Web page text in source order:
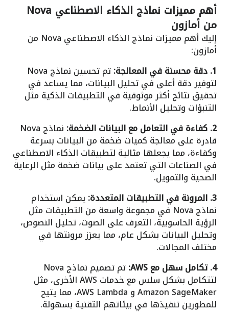
أهم مميزات نماذج الذكاء الاصطناعي Nova
من أمازون
إليك أهم مميزات نماذج الذكاء الاصطناعي Nova من
أمازون:
1. دقة محسنة في المعالجة:
تم تحسين نماذج Nova
لتوفير دقة أعلى في تحليل البيانات، مما يساعد في
تحقيق نتائج أكثر موثوقية في التطبيقات الذكية مثل
التنبؤات وتحليل الأنماط.
2. كفاءة في التعامل مع البيانات الضخمة:
نماذج Nova
قادرة على معالجة كميات ضخمة من البيانات بسرعة
وكفاءة، مما يجعلها مثالية لتطبيقات الذكاء الاصطناعي
في الصناعات التي تعتمد على بيانات ضخمة مثل الرعاية
الصحية والتمويل.
3. المرونة في التطبيقات المتعددة:
يمكن استخدام
نماذج Nova في مجموعة واسعة من التطبيقات مثل
الرؤية الحاسوبية، التعرف على الصوت، تحليل النصوص،
وتحليل البيانات بشكل عام، مما يعزز مرونتها في
مختلف المجالات.
4. تكامل سهل مع AWS:
تم تصميم نماذج Nova
لتتكامل بشكل سلس مع خدمات AWS الأخرى، مثل
Amazon SageMaker و AWS Lambda، مما يتيح
للمطورين تنفيذها في بيئاتهم التقنية بسهولة.